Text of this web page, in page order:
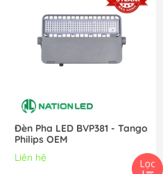
Đèn Pha LED BVP381 - Tango
Philips OEM
Liên hệ